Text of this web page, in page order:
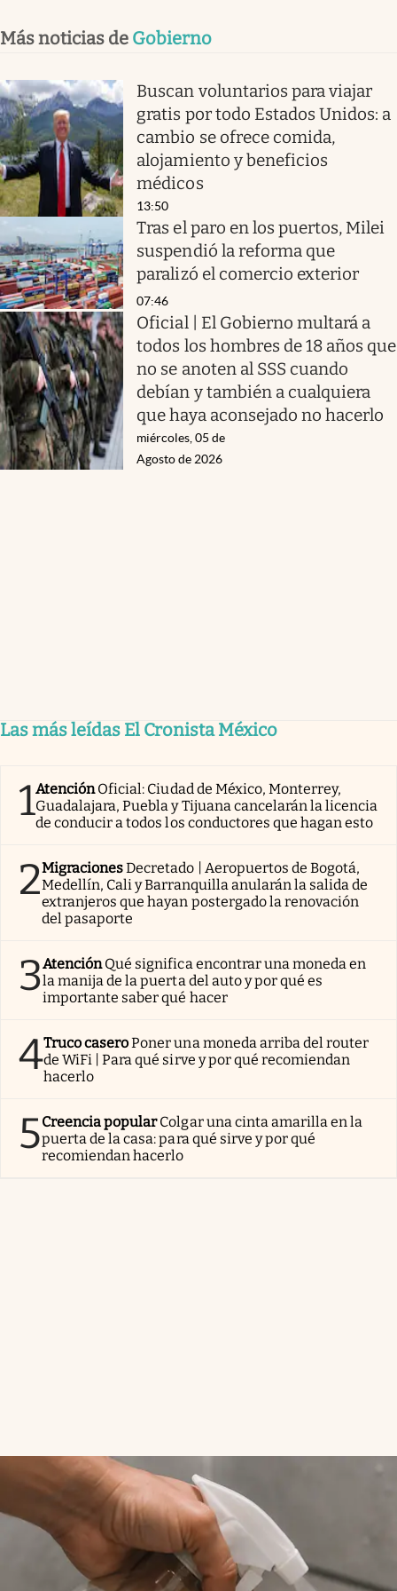
Más noticias de Gobierno
Buscan voluntarios para viajar
gratis por todo Estados Unidos: a
cambio se ofrece comida,
alojamiento y beneficios
médicos
13:50
Tras el paro en los puertos, Milei
suspendió la reforma que
paralizó el comercio exterior
07:46
Oficial | El Gobierno multará a
todos los hombres de 18 años que
no se anoten al SSS cuando
debían y también a cualquiera
que haya aconsejado no hacerlo
miércoles, 05 de
Agosto de 2026
Las más leídas El Cronista México
1AtenciónOficial: Ciudad de México, Monterrey,
Guadalajara, Puebla y Tijuana cancelarán la licencia
de conducir a todos los conductores que hagan esto
2MigracionesDecretado | Aeropuertos de Bogotá,
Medellín, Cali y Barranquilla anularán la salida de
extranjeros que hayan postergado la renovación
del pasaporte
3AtenciónQué significa encontrar una moneda en
la manija de la puerta del auto y por qué es
importante saber qué hacer
4Truco caseroPoner una moneda arriba del router
de WiFi | Para qué sirve y por qué recomiendan
hacerlo
5Creencia popularColgar una cinta amarilla en la
puerta de la casa: para qué sirve y por qué
recomiendan hacerlo